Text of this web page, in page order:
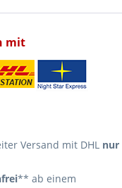
mit
Versand mit DHL nur
** ab einem